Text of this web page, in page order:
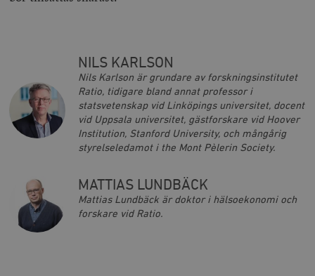
NILS KARLSON
Nils Karlson är grundare av forskningsinstitutet
Ratio, tidigare bland annat professor i
statsvetenskap vid Linköpings universitet, docent
vid Uppsala universitet, gästforskare vid Hoover
Institution, Stanford University, och mångårig
styrelseledamot i the Mont Pèlerin Society.
MATTIAS LUNDBÄCK
Mattias Lundbäck är doktor i hälsoekonomi och
forskare vid Ratio.